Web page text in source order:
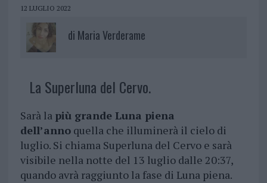
12 LUGLIO 2022
di Maria Verderame
La Superluna del Cervo.
Sarà la più grande Luna piena
dell’annoquella che illuminerà il cielo di
luglio. Si chiama Superluna del Cervo e sarà
visibile nella notte del 13 luglio dalle 20:37,
quando avrà raggiunto la fase di Luna piena.